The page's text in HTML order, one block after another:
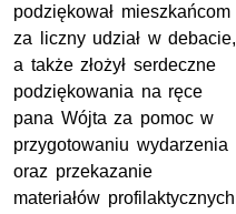
podziękował mieszkańcom
za liczny udział w debacie,
a także złożył serdeczne
podziękowania na ręce
pana Wójta za pomoc w
przygotowaniu wydarzenia
oraz przekazanie
materiałów profilaktycznych